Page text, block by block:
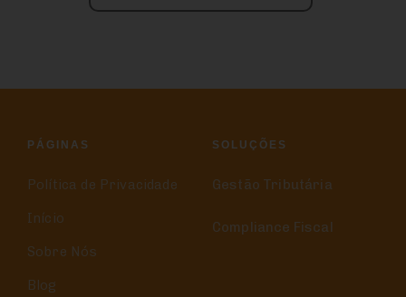
PÁGINAS
Política de Privacidade
Início
Sobre Nós
Blog
SOLUÇÕES
Gestão Tributária
Compliance Fiscal